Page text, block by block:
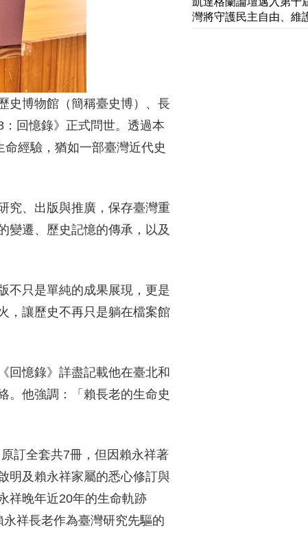
史博物館（簡稱臺史博）、長
回憶錄》正式問世。透過本
經驗，猶如一部臺灣近代史
究、出版與推廣，保存臺灣重
變遷、歷史記憶的傳承，以及
不只是單純的成果展現，更是
，讓歷史不再只是躺在檔案館
回憶錄》詳盡記載他在臺北和
。他強調：「賴長老的生命史
訂全套共7冊，但因賴永祥著
明及賴永祥家屬的悉心修訂與
祥晚年近20年的生命軌跡
祥長老作為臺灣研究先驅的
灣將守護民主自由、維